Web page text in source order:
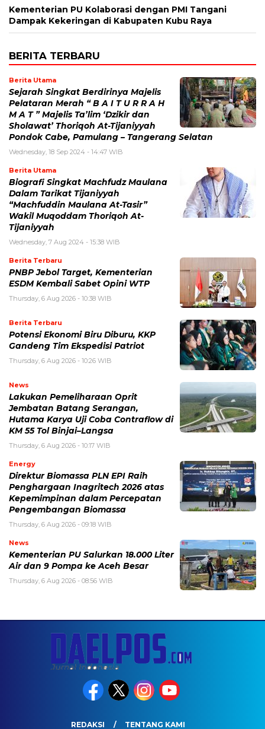
Kementerian PU Kolaborasi dengan PMI Tangani
Dampak Kekeringan di Kabupaten Kubu Raya
BERITA TERBARU
Berita Utama
Sejarah Singkat Berdirinya Majelis
Pelataran Merah “ B A I T U R R A H
M A T ” Majelis Ta’lim ‘Dzikir dan
Sholawat’ Thoriqoh At-Tijaniyyah
Pondok Cabe, Pamulang – Tangerang Selatan
Wednesday, 18 Sep 2024 - 14:47 WIB
Berita Utama
Biografi Singkat Machfudz Maulana
Dalam Tarikat Tijaniyyah
“Machfuddin Maulana At-Tasir”
Wakil Muqoddam Thoriqoh At-
Tijaniyyah
Wednesday, 7 Aug 2024 - 15:38 WIB
Berita Terbaru
PNBP Jebol Target, Kementerian
ESDM Kembali Sabet Opini WTP
Thursday, 6 Aug 2026 - 10:38 WIB
Berita Terbaru
Potensi Ekonomi Biru Diburu, KKP
Gandeng Tim Ekspedisi Patriot
Thursday, 6 Aug 2026 - 10:26 WIB
News
Lakukan Pemeliharaan Oprit
Jembatan Batang Serangan,
Hutama Karya Uji Coba Contraflow di
KM 55 Tol Binjai–Langsa
Thursday, 6 Aug 2026 - 10:17 WIB
Energy
Direktur Biomassa PLN EPI Raih
Penghargaan Inagritech 2026 atas
Kepemimpinan dalam Percepatan
Pengembangan Biomassa
Thursday, 6 Aug 2026 - 09:18 WIB
News
Kementerian PU Salurkan 18.000 Liter
Air dan 9 Pompa ke Aceh Besar
Thursday, 6 Aug 2026 - 08:56 WIB
REDAKSI TENTANG KAMI